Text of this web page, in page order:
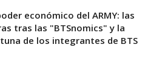
económico del ARMY: las
tras las "BTSnomics" y la
de los integrantes de BTS